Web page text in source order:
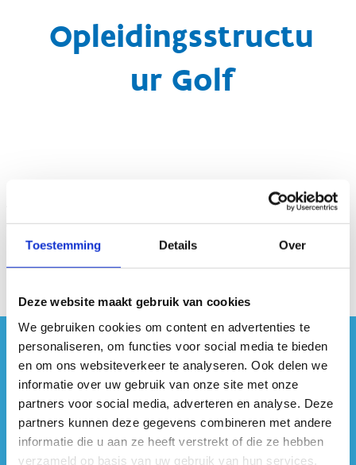
Toestemming Details Over
Deze website maakt gebruik van cookies
We gebruiken cookies om content en advertenties te
personaliseren, om functies voor social media te bieden
en om ons websiteverkeer te analyseren. Ook delen we
informatie over uw gebruik van onze site met onze
partners voor social media, adverteren en analyse. Deze
partners kunnen deze gegevens combineren met andere
informatie die u aan ze heeft verstrekt of die ze hebben
verzameld op basis van uw gebruik van hun services.
Opleidingsstructu
ur Golf
#sportersbelevenmeer
ook op sociale media